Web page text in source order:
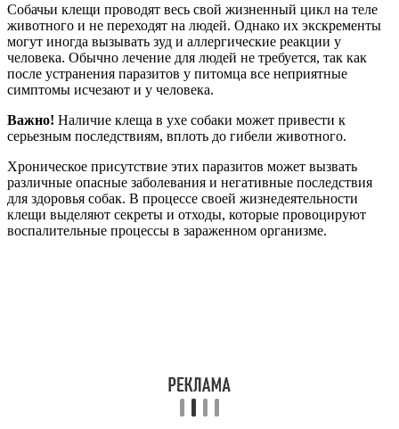
Собачьи клещи проводят весь свой жизненный цикл на теле
животного и не переходят на людей. Однако их экскременты
могут иногда вызывать зуд и аллергические реакции у
человека. Обычно лечение для людей не требуется, так как
после устранения паразитов у питомца все неприятные
симптомы исчезают и у человека.
Важно! Наличие клеща в ухе собаки может привести к
серьезным последствиям, вплоть до гибели животного.
Хроническое присутствие этих паразитов может вызвать
различные опасные заболевания и негативные последствия
для здоровья собак. В процессе своей жизнедеятельности
клещи выделяют секреты и отходы, которые провоцируют
воспалительные процессы в зараженном организме.